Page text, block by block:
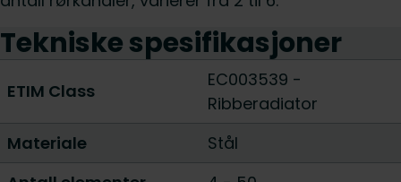
Tekniske spesifikasjoner
ETIM Class
EC003539 -
Ribberadiator
Materiale
Stål